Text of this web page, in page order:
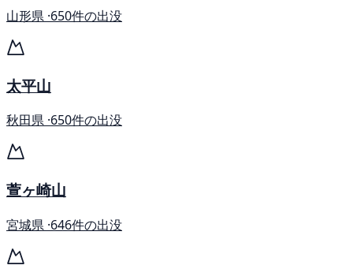
山形県 ·650件の出没
太平山
秋田県 ·650件の出没
萱ヶ崎山
宮城県 ·646件の出没